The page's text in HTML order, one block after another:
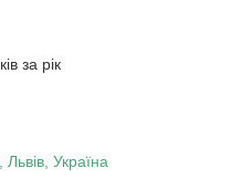
за рік
Україна